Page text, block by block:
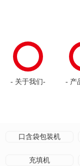
- 关于我们- - 产
口含袋包装机
充填机